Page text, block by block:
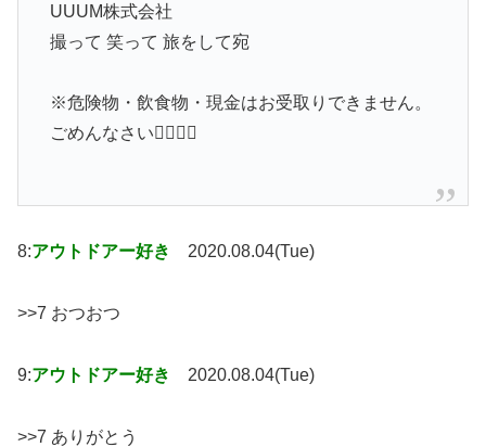
UUUM株式会社
撮って 笑って 旅をして宛
※危険物・飲食物・現金はお受取りできません。
ごめんなさい🙇‍♂️🙇‍♀️
8:アウトドアー好き 2020.08.04(Tue)
>>7 おつおつ
9:アウトドアー好き 2020.08.04(Tue)
>>7 ありがとう